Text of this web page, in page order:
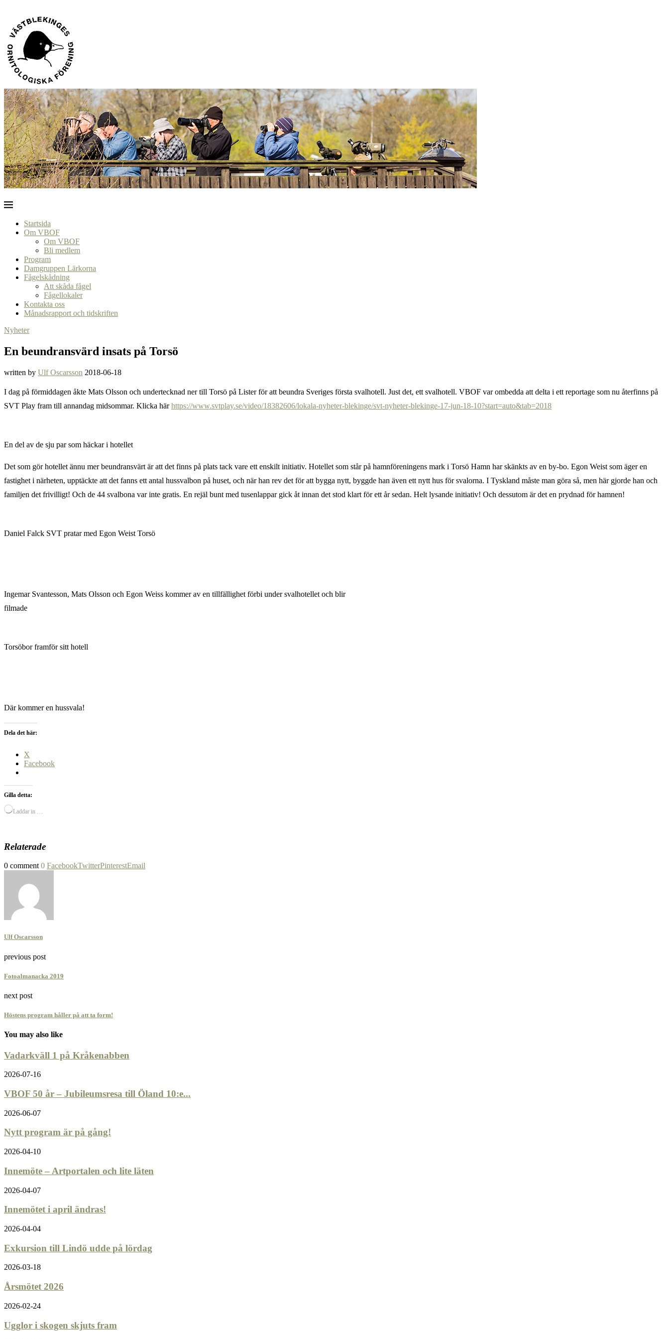
Startsida
Om VBOF
Om VBOF
Bli medlem
Program
Damgruppen Lärkorna
Fågelskådning
Att skåda fågel
Fågellokaler
Kontakta oss
Månadsrapport och tidskriften
Nyheter
En beundransvärd insats på Torsö
written by Ulf Oscarsson 2018-06-18
I dag på förmiddagen åkte Mats Olsson och undertecknad ner till Torsö på Lister för att beundra Sveriges första svalhotell. Just det, ett svalhotell. VBOF var ombedda att delta i ett reportage som nu återfinns på
SVT Play fram till annandag midsommar. Klicka härhttps://www.svtplay.se/video/18382606/lokala-nyheter-blekinge/svt-nyheter-blekinge-17-jun-18-10?start=auto&tab=2018
En del av de sju par som häckar i hotellet
Det som gör hotellet ännu mer beundransvärt är att det finns på plats tack vare ett enskilt initiativ. Hotellet som står på hamnföreningens mark i Torsö Hamn har skänkts av en by-bo. Egon Weist som äger en
fastighet i närheten, upptäckte att det fanns ett antal hussvalbon på huset, och när han rev det för att bygga nytt, byggde han även ett nytt hus för svalorna. I Tyskland måste man göra så, men här gjorde han och
familjen det frivilligt! Och de 44 svalbona var inte gratis. En rejäl bunt med tusenlappar gick åt innan det stod klart för ett år sedan. Helt lysande initiativ! Och dessutom är det en prydnad för hamnen!
Daniel Falck SVT pratar med Egon Weist Torsö
Ingemar Svantesson, Mats Olsson och Egon Weiss kommer av en tillfällighet förbi under svalhotellet och blir
filmade
Torsöbor framför sitt hotell
Där kommer en hussvala!
Dela det här:
X
Facebook
Gilla detta:
Laddar in …
Relaterade
0 comment 0 FacebookTwitterPinterestEmail
Ulf Oscarsson
previous post
Fotoalmanacka 2019
next post
Höstens program håller på att ta form!
You may also like
Vadarkväll 1 på Kråkenabben
2026-07-16
VBOF 50 år – Jubileumsresa till Öland 10:e...
2026-06-07
Nytt program är på gång!
2026-04-10
Innemöte – Artportalen och lite läten
2026-04-07
Innemötet i april ändras!
2026-04-04
Exkursion till Lindö udde på lördag
2026-03-18
Årsmötet 2026
2026-02-24
Ugglor i skogen skjuts fram